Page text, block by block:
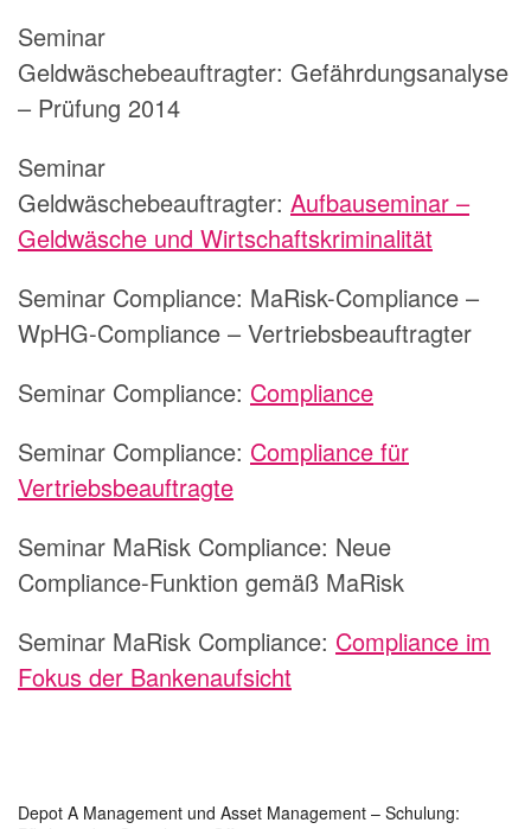
Seminar
Geldwäschebeauftragter: Gefährdungsanalyse
– Prüfung 2014
Seminar
Geldwäschebeauftragter: Aufbauseminar –
Geldwäsche und Wirtschaftskriminalität
Seminar Compliance: MaRisk-Compliance –
WpHG-Compliance – Vertriebsbeauftragter
Seminar Compliance: Compliance
Seminar Compliance: Compliance für
Vertriebsbeauftragte
Seminar MaRisk Compliance: Neue
Compliance-Funktion gemäß MaRisk
Seminar MaRisk Compliance: Compliance im
Fokus der Bankenaufsicht
Depot A Management und Asset Management – Schulung: